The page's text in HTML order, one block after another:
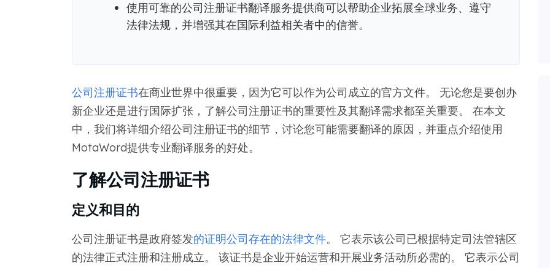
使用可靠的公司注册证书翻译服务提供商可以帮助企业拓展全球业务、遵守
法律法规，并增强其在国际利益相关者中的信誉。
公司注册证书在商业世界中很重要，因为它可以作为公司成立的官方文件。 无论您是要创办
新企业还是进行国际扩张，了解公司注册证书的重要性及其翻译需求都至关重要。 在本文
中，我们将详细介绍公司注册证书的细节，讨论您可能需要翻译的原因，并重点介绍使用
MotaWord提供专业翻译服务的好处。
了解公司注册证书
定义和目的
公司注册证书是政府签发的证明公司存在的法律文件。 它表示该公司已根据特定司法管辖区
的法律正式注册和注册成立。 该证书是企业开始运营和开展业务活动所必需的。 它表示公司